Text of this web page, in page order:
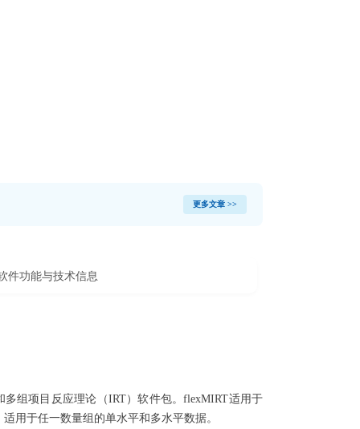
更多文章 >>
件功能与技术信息
组项目反应理论（IRT）软件包。flexMIRT适用于
用于任一数量组的单水平和多水平数据。